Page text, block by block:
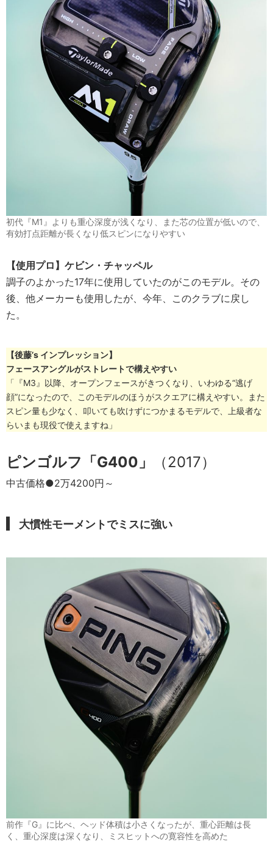
初代『M1』よりも重心深度が浅くなり、また芯の位置が低いので、
有効打点距離が長くなり低スピンになりやすい
【使用プロ】ケビン・チャッペル
調子のよかった17年に使用していたのがこのモデル。その
後、他メーカーも使用したが、今年、このクラブに戻し
た。
【後藤’s インプレッション】
フェースアングルがストレートで構えやすい
「『M3』以降、オープンフェースがきつくなり、いわゆる“逃げ
顔”になったので、このモデルのほうがスクエアに構えやすい。また
スピン量も少なく、叩いても吹けずにつかまるモデルで、上級者な
らいまも現役で使えますね」
ピンゴルフ「G400」 （2017）
中古価格●2万4200円～
大慣性モーメントでミスに強い
前作『G』に比べ、ヘッド体積は小さくなったが、重心距離は長
く、重心深度は深くなり、ミスヒットへの寛容性を高めた